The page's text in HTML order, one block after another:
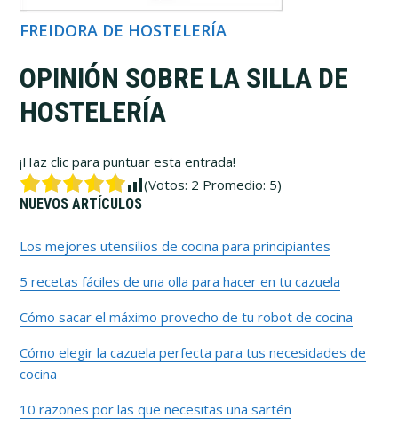
FREIDORA DE HOSTELERÍA
OPINIÓN SOBRE LA SILLA DE
HOSTELERÍA
¡Haz clic para puntuar esta entrada!
(Votos: 2 Promedio: 5)
Barra
lateral
primaria
NUEVOS ARTÍCULOS
Los mejores utensilios de cocina para principiantes
5 recetas fáciles de una olla para hacer en tu cazuela
Cómo sacar el máximo provecho de tu robot de cocina
Cómo elegir la cazuela perfecta para tus necesidades de
cocina
10 razones por las que necesitas una sartén